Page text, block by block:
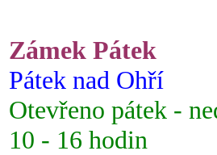
Zámek Pátek
Pátek nad Ohří
Otevřeno pátek -
10 - 16 hodin